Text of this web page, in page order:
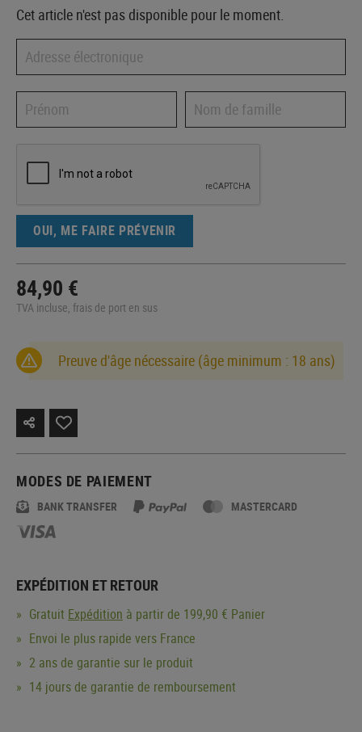
Cet article n'est pas disponible pour le moment.
OUI, ME FAIRE PRÉVENIR
84,90 €
TVA incluse, frais de port en sus
Preuve d'âge nécessaire (âge minimum : 18 ans)
MODES DE PAIEMENT
BANK TRANSFER MASTERCARD
EXPÉDITION ET RETOUR
Gratuit Expédition à partir de 199,90 € Panier
Envoi le plus rapide vers France
2 ans de garantie sur le produit
14 jours de garantie de remboursement